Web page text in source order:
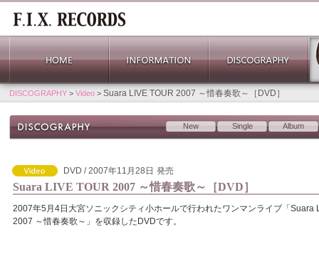
DISCOGRAPHY > Video > Suara LIVE TOUR 2007 ～惜春奏歌～［DVD］
New Single Album
DVD / 2007年11月28日 発売
Suara LIVE TOUR 2007 ～惜春奏歌～［DVD］
2007年5月4日大宮ソニックシティ小ホールで行われたワンマンライブ「Suara
2007 ～惜春奏歌～」を収録したDVDです。